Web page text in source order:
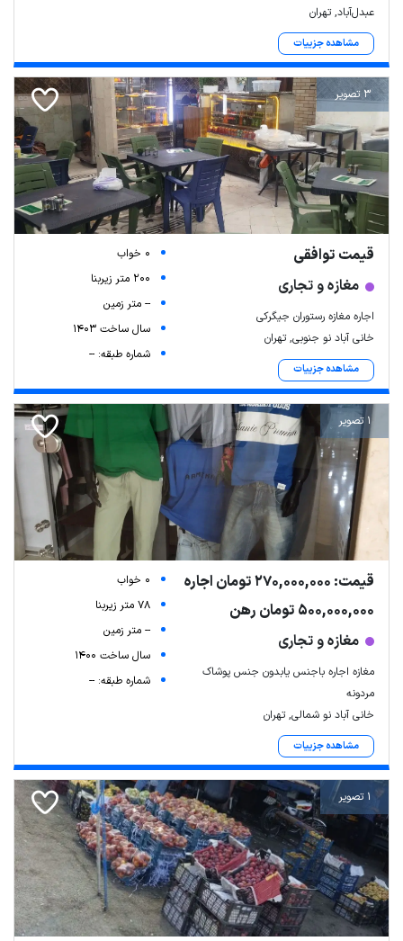
عبدل‌آباد, تهران
مشاهده جزییات
3 تصویر
قیمت توافقی
مغازه و تجاری
اجاره مغازه رستوران جیگرکی
خانی آباد نو جنوبی, تهران
مشاهده جزییات
0 خواب
200 متر زیربنا
-- متر زمین
سال ساخت 1403
شماره طبقه: --
1 تصویر
قیمت: 270,000,000 تومان اجاره
500,000,000 تومان رهن
مغازه و تجاری
مغازه اجاره باجنس یابدون جنس پوشاک
مردونه
خانی آباد نو شمالی, تهران
مشاهده جزییات
0 خواب
78 متر زیربنا
-- متر زمین
سال ساخت 1400
شماره طبقه: --
1 تصویر